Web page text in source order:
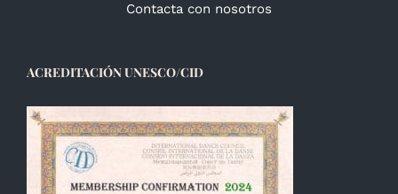
Contacta con nosotros
ACREDITACIÓN UNESCO/CID